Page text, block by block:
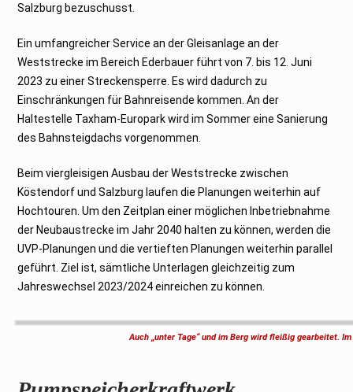
Salzburg bezuschusst.
Ein umfangreicher Service an der Gleisanlage an der
Weststrecke im Bereich Ederbauer führt von 7. bis 12. Juni
2023 zu einer Streckensperre. Es wird dadurch zu
Einschränkungen für Bahnreisende kommen. An der
Haltestelle Taxham-Europark wird im Sommer eine Sanierung
des Bahnsteigdachs vorgenommen.
Beim viergleisigen Ausbau der Weststrecke zwischen
Köstendorf und Salzburg laufen die Planungen weiterhin auf
Hochtouren. Um den Zeitplan einer möglichen Inbetriebnahme
der Neubaustrecke im Jahr 2040 halten zu können, werden die
UVP-Planungen und die vertieften Planungen weiterhin parallel
geführt. Ziel ist, sämtliche Unterlagen gleichzeitig zum
Jahreswechsel 2023/2024 einreichen zu können.
Auch „unter Tage“ und im Berg wird fleißig gearbeitet.